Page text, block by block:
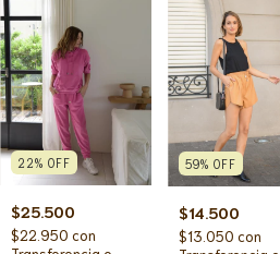
22% OFF
$25.500
$22.950 con
59%OFF
$14.500
$13.050con